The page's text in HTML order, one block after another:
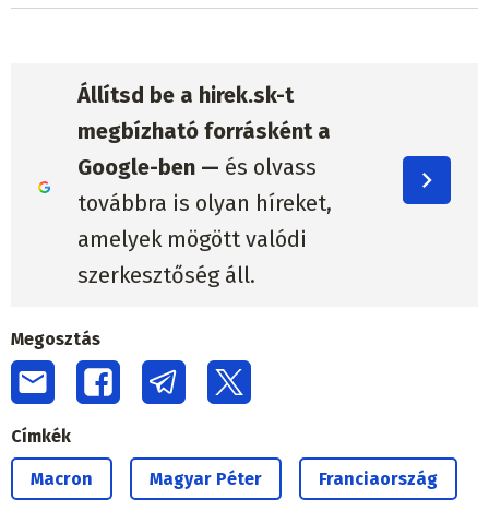
Állítsd be a hirek.sk-t
megbízható forrásként a
Google-ben — és olvass
továbbra is olyan híreket,
amelyek mögött valódi
szerkesztőség áll.
Megosztás
Címkék
Macron Magyar Péter Franciaország